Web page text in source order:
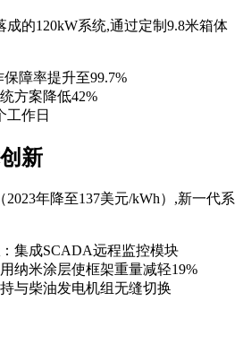
成的120kW系统,通过定制9.8米箱体
障率提升至99.7%
方案降低42%
工作日
新
年降至137美元/kWh）,新一代系
：集成SCADA远程监控模块
用纳米涂层使框架重量减轻19%
持与柴油发电机组无缝切换